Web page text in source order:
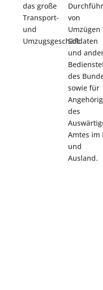
das große
Transport-
und
Umzugsgeschäft.
von
Soldaten
und
des
sowie für
des
Amtes im
und
Ausland.